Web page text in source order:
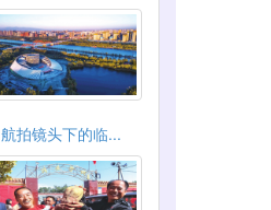
航拍镜头下的临...